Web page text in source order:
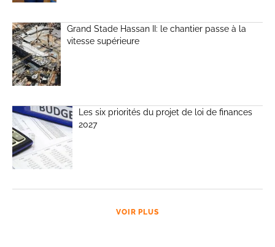
Grand Stade Hassan II: le chantier passe à la
vitesse supérieure
Les six priorités du projet de loi de finances
2027
VOIR PLUS